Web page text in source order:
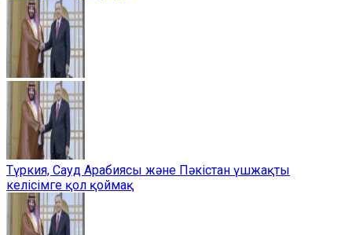
Түркия, Сауд Арабиясы және Пәкістан үшжақты
келісімге қол қоймақ